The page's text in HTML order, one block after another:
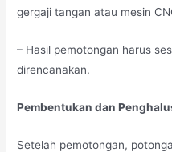
gergaji tangan atau mesin
– Hasil pemotongan harus
direncanakan.
Pembentukan dan
Setelah pemotongan,